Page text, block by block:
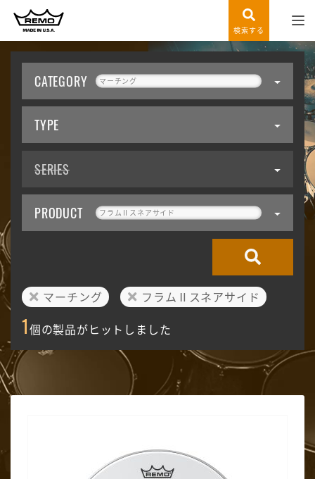
検索する
CATEGORY マーチング
TYPE
SERIES
PRODUCT フラムⅡスネアサイド
マーチング フラムⅡスネアサイド
1個の製品がヒットしました